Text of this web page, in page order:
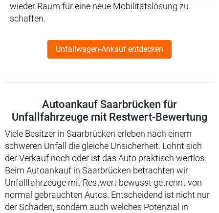
wieder Raum für eine neue Mobilitätslösung zu
schaffen.
Unfallwagen-Ankauf entdecken
Autoankauf Saarbrücken für
Unfallfahrzeuge mit Restwert-Bewertung
Viele Besitzer in Saarbrücken erleben nach einem
schweren Unfall die gleiche Unsicherheit. Lohnt sich
der Verkauf noch oder ist das Auto praktisch wertlos.
Beim Autoankauf in Saarbrücken betrachten wir
Unfallfahrzeuge mit Restwert bewusst getrennt von
normal gebrauchten Autos. Entscheidend ist nicht nur
der Schaden, sondern auch welches Potenzial in